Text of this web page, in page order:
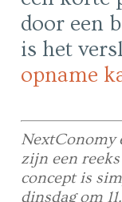
door een
is het
opname
NextConomy
zijn een
concept is
dinsdag om